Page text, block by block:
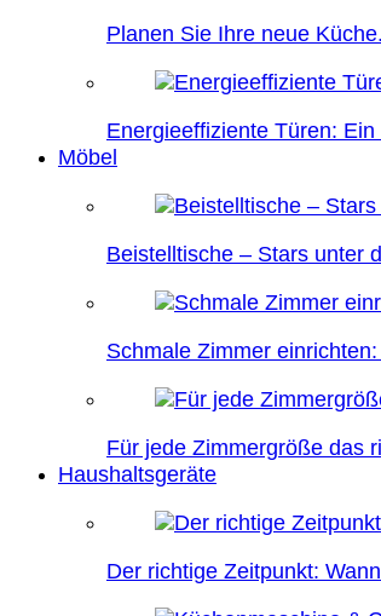
Planen Sie Ihre neue
Energieeffiziente Türen:
Möbel
Beistelltische – Stars unter
Schmale Zimmer
Für jede Zimmergröße das
Haushaltsgeräte
Der richtige Zeitpunkt: